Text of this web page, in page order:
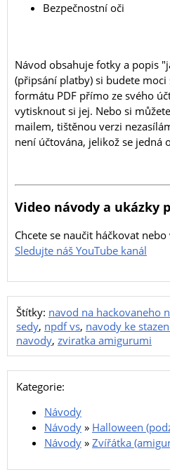
Bezpečnostní oči
Návod obsahuje fotky a popis
(připsání platby) si budete
formátu PDF přímo ze svého
vytisknout si jej. Nebo si
mailem, tištěnou verzi
není účtována, jelikož se jedná
Video návody a ukázky
Chcete se naučit háčkovat
Sledujte náš YouTube kanál
Štítky: navod na hackovaneho
sedy, npdf vs, navody ke
navody, zviratka amigurumi
Kategorie:
Návody
Návody » Halloween
Návody » Zvířátka